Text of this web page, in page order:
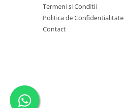
Termeni si Conditii
Politica de Confidentialitate
Contact